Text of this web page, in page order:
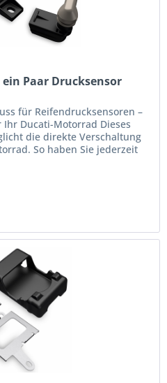
Paar Drucksensor
für Reifendrucksensoren –
Ducati-Motorrad Dieses
die direkte Verschaltung
So haben Sie jederzeit